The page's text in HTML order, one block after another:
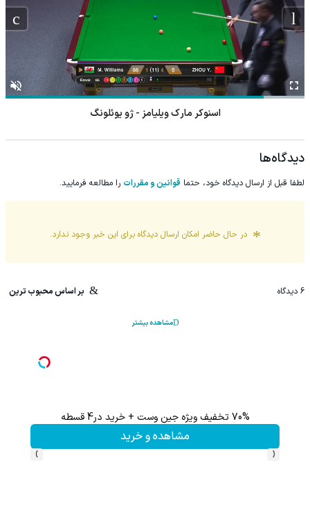
اسنوکر مارک ویلیامز - ژو یوئلونگ
دیدگاه‌ها
لطفا قبل از ارسال دیدگاه خود، حتما قوانین و مقررات را مطالعه فرمایید.
در حال حاضر امکان ارسال دیدگاه برای این خبر وجود ندارد.
6 دیدگاه بر اساس محبوب ترین
مشاهده بیشتر
70% تخفیف ویژه جین وست + خرید در4 قسطه
مشاهده و خرید
‹
›